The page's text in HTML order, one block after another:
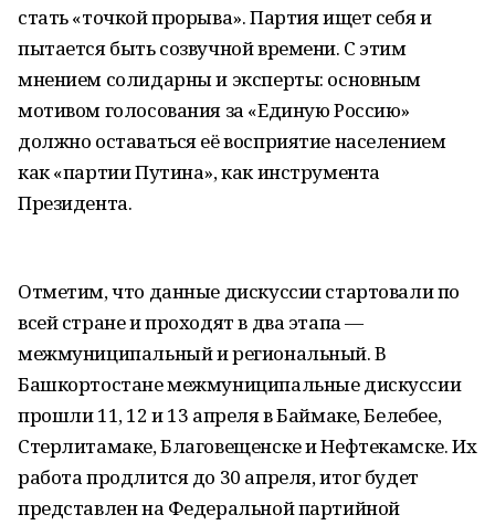
стать «точкой прорыва». Партия ищет себя и
пытается быть созвучной времени. С этим
мнением солидарны и эксперты: основным
мотивом голосования за «Единую Россию»
должно оставаться её восприятие населением
как «партии Путина», как инструмента
Президента.
Отметим, что данные дискуссии стартовали по
всей стране и проходят в два этапа —
межмуниципальный и региональный. В
Башкортостане межмуниципальные дискуссии
прошли 11, 12 и 13 апреля в Баймаке, Белебее,
Стерлитамаке, Благовещенске и Нефтекамске. Их
работа продлится до 30 апреля, итог будет
представлен на Федеральной партийной